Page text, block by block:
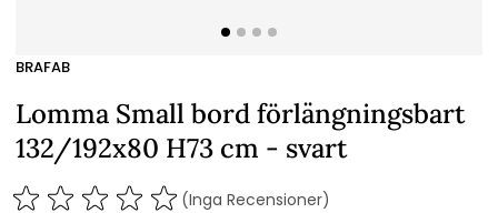
BRAFAB
Lomma Small bord förlängningsbart
132/192x80 H73 cm - svart
(Inga Recensioner)